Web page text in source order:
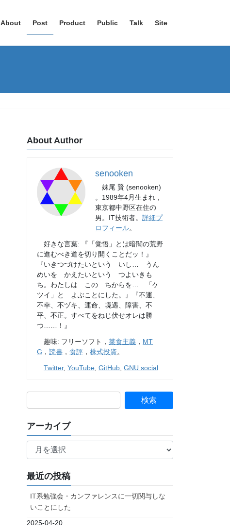
About Post Product Public Talk Site
About Author
senooken
妹尾 賢 (senooken)
。1989年4月生まれ，
東京都中野区在住の
男。IT技術者。詳細プ
ロフィール。
好きな言葉: 『「覚悟」とは暗闇の荒野
に進むべき道を切り開くことだッ！』
『いきつづけたいという いし… うん
めいを かえたいという つよいきも
ち。わたしは この ちからを… 「ケ
ツイ」と よぶことにした。』『不運、
不幸、不ヅキ、運命、境遇、障害、不
平、不正。すべてをねじ伏せオレは勝
つ……！』
趣味: フリーソフト，菜食主義 ， MT
G ，読書 ，食評 ，株式投資。
Twitter,YouTube ,GitHub ,GNU social
アーカイブ
ア
イ
ブ
最近の投稿
IT系勉強会・カンファレンスに一切関与しな
いことにした
2025-04-20